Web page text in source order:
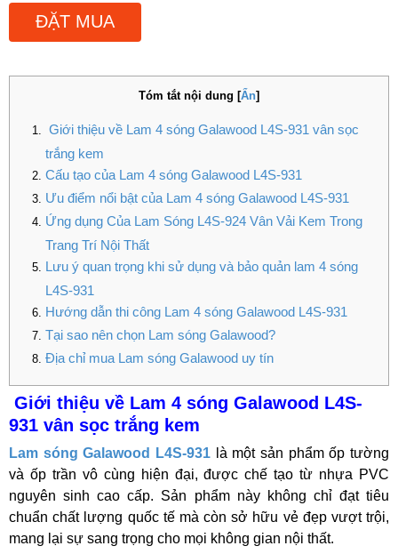
ĐẶT MUA
Tóm tắt nội dung [Ẩn]
Giới thiệu về Lam 4 sóng Galawood L4S-931 vân sọc
trắng kem
Cấu tạo của Lam 4 sóng Galawood L4S-931
Ưu điểm nổi bật của Lam 4 sóng Galawood L4S-931
Ứng dụng Của Lam Sóng L4S-924 Vân Vải Kem Trong
Trang Trí Nội Thất
Lưu ý quan trọng khi sử dụng và bảo quản lam 4 sóng
L4S-931
Hướng dẫn thi công Lam 4 sóng Galawood L4S-931
Tại sao nên chọn Lam sóng Galawood?
Địa chỉ mua Lam sóng Galawood uy tín
Giới thiệu về Lam 4 sóng Galawood L4S-
931 vân sọc trắng kem
Lam sóng Galawood L4S-931 là một sản phẩm ốp tường
và ốp trần vô cùng hiện đại, được chế tạo từ nhựa PVC
nguyên sinh cao cấp. Sản phẩm này không chỉ đạt tiêu
chuẩn chất lượng quốc tế mà còn sở hữu vẻ đẹp vượt trội,
mang lại sự sang trọng cho mọi không gian nội thất.